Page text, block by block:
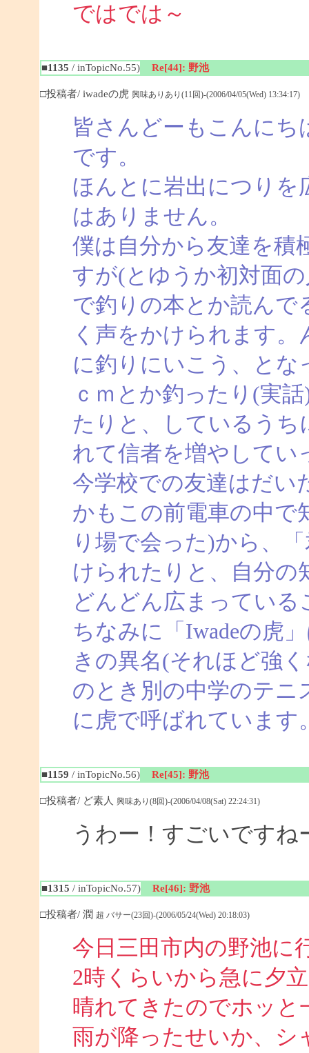
ではでは～
■1135 / inTopicNo.55) Re[44]: 野池
□投稿者/ iwadeの虎 興味ありあり(11回)-(2006/04/05(Wed) 13:34:17)
皆さんどーもこんにち
です。
ほんとに岩出につりを
はありません。
僕は自分から友達を積
すが(とゆうか初対面
で釣りの本とか読んで
く声をかけられます
に釣りにいこう、とな
ｃｍとか釣ったり(実
たりと、しているう
れて信者を増やしてい
今学校での友達はだい
かもこの前電車の中で
り場で会った)から、
けられたりと、自分の
どんどん広まってい
ちなみに「Iwadeの虎
きの異名(それほど強
のとき別の中学のテニ
に虎で呼ばれています
■1159 / inTopicNo.56) Re[45]: 野池
□投稿者/ ど素人 興味あり(8回)-(2006/04/08(Sat) 22:24:31)
うわー！すごいですね
■1315 / inTopicNo.57) Re[46]: 野池
□投稿者/ 潤 超 バサー(23回)-(2006/05/24(Wed) 20:18:03)
今日三田市内の野池に
2時くらいから急に夕
晴れてきたのでホッと
雨が降ったせいか、シ